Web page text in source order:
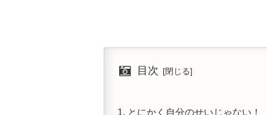
目次
とにかく自分のせいじゃない！